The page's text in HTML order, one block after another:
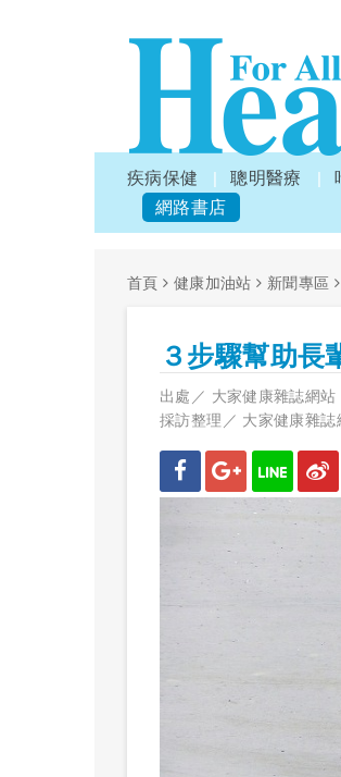
疾病保健 聰明醫療
網路書店
首頁 健康加油站 新聞專區
３步驟幫助長
出處／ 大家健康雜誌網
採訪整理／ 大家健康雜